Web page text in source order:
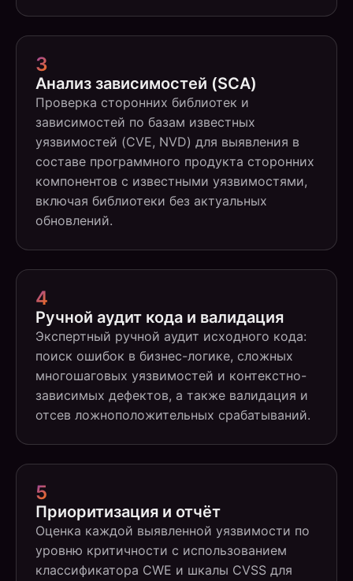
3
Анализ зависимостей (SCA)
Проверка сторонних библиотек и
зависимостей по базам известных
уязвимостей (CVE, NVD) для выявления в
составе программного продукта сторонних
компонентов с известными уязвимостями,
включая библиотеки без актуальных
обновлений.
4
Ручной аудит кода и валидация
Экспертный ручной аудит исходного кода:
поиск ошибок в бизнес-логике, сложных
многошаговых уязвимостей и контекстно-
зависимых дефектов, а также валидация и
отсев ложноположительных срабатываний.
5
Приоритизация и отчёт
Оценка каждой выявленной уязвимости по
уровню критичности с использованием
классификатора CWE и шкалы CVSS для